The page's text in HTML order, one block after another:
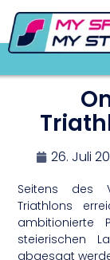
26. Juli
Seitens des
Triathlons
ambitionierte
steierischen
abgesagt